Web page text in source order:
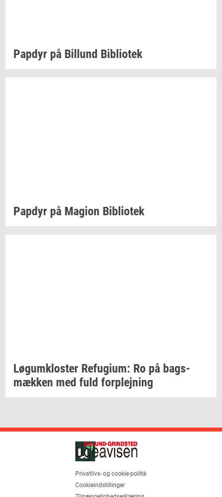
Pap­dyr på Bil­lund Bi­bli­o­tek
Pap­dyr på Magion Bi­bli­o­tek
Løgum­klo­ster Re­fu­gi­um: Ro på bags­
mæk­ken med fuld for­plej­ning
Privatlivs- og cookie-politik
Cookieindstillinger